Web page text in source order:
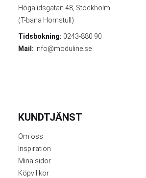
Högalidsgatan 48, Stockholm
(T-bana Hornstull)
Tidsbokning: 0243-880 90
Mail: info@moduline.se
KUNDTJÄNST
Om oss
Inspiration
Mina sidor
Köpvillkor